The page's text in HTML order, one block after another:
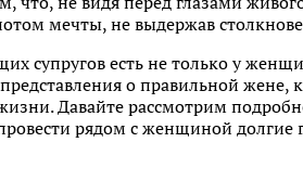
мечты, не выдержав
супругов есть не только у
о правильной
Давайте рассмотрим
рядом с женщиной долгие